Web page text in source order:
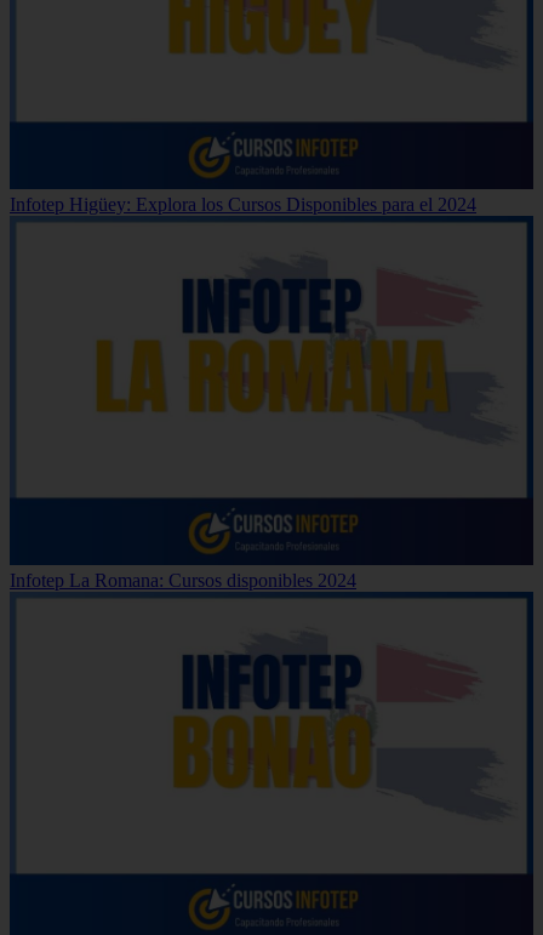
Infotep Higüey: Explora los Cursos Disponibles para el 2024
Infotep La Romana: Cursos disponibles 2024